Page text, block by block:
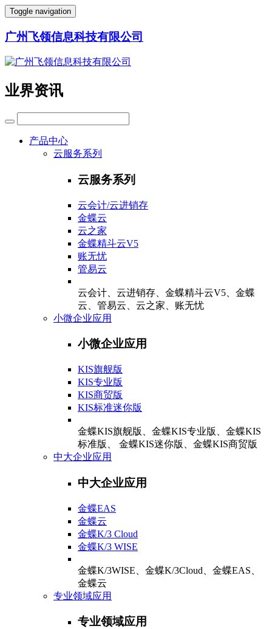
Toggle navigation
广州飞领信息科技有限公司
业界资讯
产品中心
云服务系列
云服务系列
云会计/云进销存
金蝶云
云之家
金蝶精斗云V5
账无忧
管易云
云会计、云进销存、金蝶精斗云V5、金蝶
云、管易云、云之家、账无忧
小微企业应用
小微企业应用
KIS旗舰版
KIS专业版
KIS商贸版
KIS标准迷你版
金蝶KIS旗舰版、金蝶KIS专业版、金蝶KIS
标准版、 金蝶KIS迷你版、金蝶KIS商贸版
中大企业应用
中大企业应用
金蝶EAS
金蝶云
金蝶K/3 Cloud
金蝶K/3 WISE
金蝶K/3WISE、金蝶K/3Cloud、金蝶EAS、
金蝶云
专业领域应用
专业领域应用